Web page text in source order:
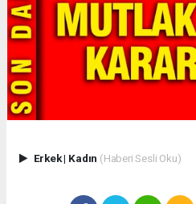
Erkek| Kadın (Haberi Sesli Oku)